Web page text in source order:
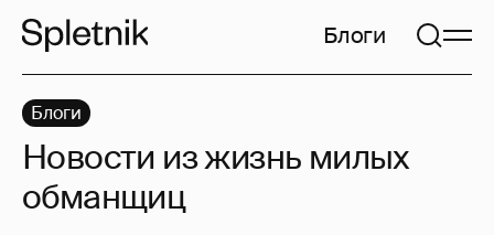
Блоги
Блоги
Новости из жизнь милых
обманщиц